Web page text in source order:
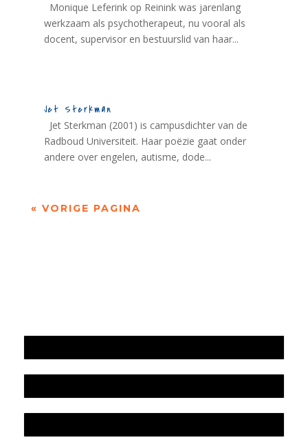
Monique Leferink op Reinink was jarenlang
werkzaam als psychotherapeut, nu vooral als
docent, supervisor en bestuurslid van haar...
Jet Sterkman
Jet Sterkman (2001) is campusdichter van de
Radboud Universiteit. Haar poëzie gaat onder
andere over engelen, autisme, dode...
« VORIGE PAGINA